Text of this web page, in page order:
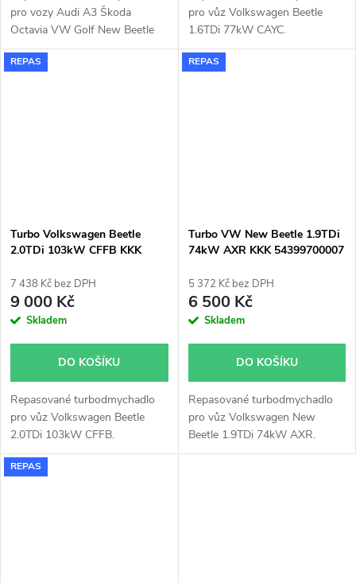
pro vozy Audi A3 Škoda
Octavia VW Golf New Beetle
Seat Leon 1.9TDi 74KW 77KW
pro vůz Volkswagen Beetle
1.6TDi 77kW CAYC.
REPAS
Turbo Volkswagen Beetle
2.0TDi 103kW CFFB KKK
54409700002 54409700021
7 438 Kč bez DPH
9 000 Kč
Skladem
DO KOŠÍKU
Repasované turbodmychadlo
pro vůz Volkswagen Beetle
2.0TDi 103kW CFFB.
REPAS
Turbo VW New Beetle 1.9TDi
74kW AXR KKK 54399700007
5 372 Kč bez DPH
6 500 Kč
Skladem
DO KOŠÍKU
Repasované turbodmychadlo
pro vůz Volkswagen New
Beetle 1.9TDi 74kW AXR.
REPAS